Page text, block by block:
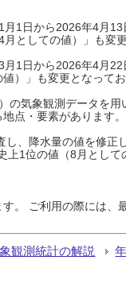
1日から2026年4月
としての値）」も変
1日から2026年4月
）」も変更となって
気象観測データを
点・要素があります
、降水量の値を修正
上1位の値（8月とし
。 ご利用の際には、
観測統計の解説